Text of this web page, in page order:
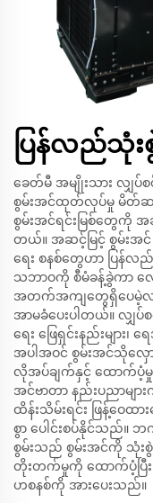
ပြန်လည်သုံး
ခေတ်မီ အမျိုးသား လျှ
စွမ်းအင်ထုတ်လုပ်မှု မိတ်ဆ
စွမ်းအင်ရင်းမြစ်တွေကို အဆ
တယ်။ အဆင့်မြင့် စွမ်းအ
ရေး စနစ်တွေဟာ ပြန်
သဘာဝကို စီမံခန့်ခွဲကာ လ
အတက်အကျတွေရှိပေမဲ့
အာမခံပေးပါတယ်။ လျှ
ရေး ဖြေရှင်းနည်းများ၊
အပါအဝင် စွမ်းအင်သိုလှော
လိုအပ်ချက်နှင့် ထောက်ပံ့
အင်ဗာတာ နည်းပညာမျာ
ထိန်းသိမ်းရင်း ဖြန့်ဝေထာ
စွာ ပေါင်းစပ်နိုင်သည်။
စွမ်းသည် စွမ်းအင်ကို သုံးစွဲ
တိုးတက်မှုကို ထောက်ပံ့ပြီ
ဟစနစ်ကို အားပေးသည်။